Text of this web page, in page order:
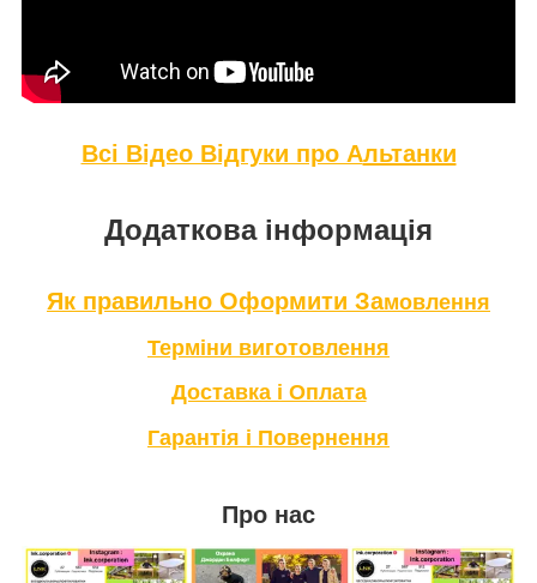
Всі Відео Відгуки про Альтанки
Додаткова інформація
Як правильно Оформити Замовлення
Терміни виготовлення
Доставка і Оплата
Гарантія і Повернення
Про нас